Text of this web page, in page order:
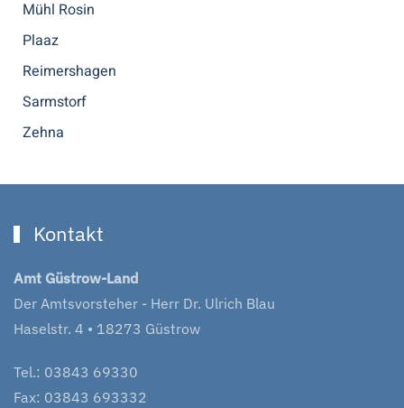
Mühl Rosin
Plaaz
Reimershagen
Sarmstorf
Zehna
Kontakt
Amt Güstrow-Land
Der Amtsvorsteher - Herr Dr. Ulrich Blau
Haselstr. 4 • 18273 Güstrow
Tel.: 03843 69330
Fax: 03843 693332